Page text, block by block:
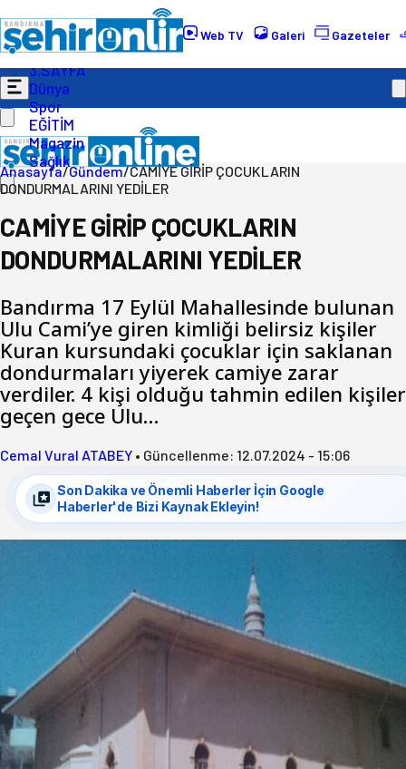
Web TV Galeri Gazeteler
Gündem
Ekonomi
Politika
3.SAYFA
Dünya
Spor
EĞİTİM
Magazin
Sağlık
Anasayfa/Gündem/CAMİYE GİRİP ÇOCUKLARIN
DONDURMALARINI YEDİLER
CAMİYE GİRİP ÇOCUKLARIN
DONDURMALARINI YEDİLER
Bandırma 17 Eylül Mahallesinde bulunan
Ulu Cami’ye giren kimliği belirsiz kişiler
Kuran kursundaki çocuklar için saklanan
dondurmaları yiyerek camiye zarar
verdiler. 4 kişi olduğu tahmin edilen kişiler
geçen gece Ulu…
Cemal Vural ATABEY • Güncellenme: 12.07.2024 - 15:06
Son Dakika ve Önemli Haberler İçin Google
Haberler'de Bizi Kaynak Ekleyin!